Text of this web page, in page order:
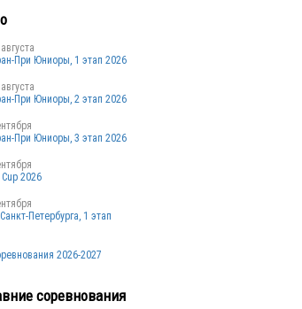
При Юниоры, 1 этап 2026
При Юниоры, 2 этап 2026
При Юниоры, 3 этап 2026
2026
Петербурга, 1 этап
2026-2027
соревнования